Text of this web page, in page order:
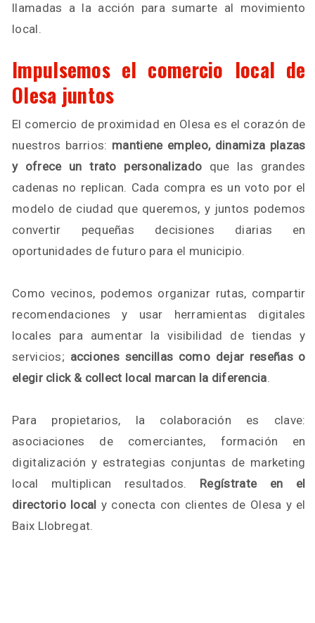
llamadas a la acción para sumarte al movimiento
local.
Impulsemos el comercio local de
Olesa juntos
El comercio de proximidad en Olesa es el corazón de
nuestros barrios: mantiene empleo, dinamiza plazas
y ofrece un trato personalizado que las grandes
cadenas no replican. Cada compra es un voto por el
modelo de ciudad que queremos, y juntos podemos
convertir pequeñas decisiones diarias en
oportunidades de futuro para el municipio.
Como vecinos, podemos organizar rutas, compartir
recomendaciones y usar herramientas digitales
locales para aumentar la visibilidad de tiendas y
servicios; acciones sencillas como dejar reseñas o
elegir click & collect local marcan la diferencia.
Para propietarios, la colaboración es clave:
asociaciones de comerciantes, formación en
digitalización y estrategias conjuntas de marketing
local multiplican resultados. Regístrate en el
directorio local y conecta con clientes de Olesa y el
Baix Llobregat.